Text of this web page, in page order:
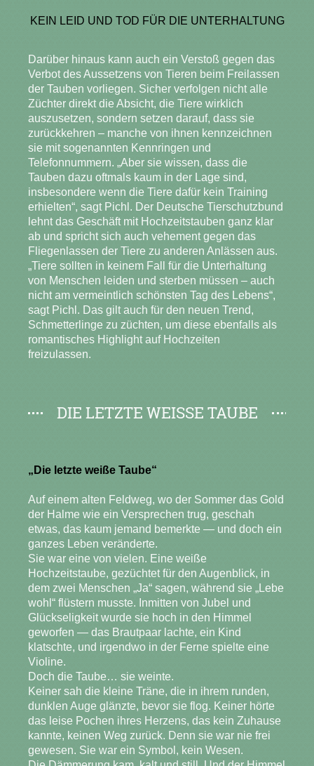
KEIN LEID UND TOD FÜR DIE UNTERHALTUNG
Darüber hinaus kann auch ein Verstoß gegen das
Verbot des Aussetzens von Tieren beim Freilassen
der Tauben vorliegen. Sicher verfolgen nicht alle
Züchter direkt die Absicht, die Tiere wirklich
auszusetzen, sondern setzen darauf, dass sie
zurückkehren – manche von ihnen kennzeichnen
sie mit sogenannten Kennringen und
Telefonnummern. „Aber sie wissen, dass die
Tauben dazu oftmals kaum in der Lage sind,
insbesondere wenn die Tiere dafür kein Training
erhielten“, sagt Pichl. Der Deutsche Tierschutzbund
lehnt das Geschäft mit Hochzeitstauben ganz klar
ab und spricht sich auch vehement gegen das
Fliegenlassen der Tiere zu anderen Anlässen aus.
„Tiere sollten in keinem Fall für die Unterhaltung
von Menschen leiden und sterben müssen – auch
nicht am vermeintlich schönsten Tag des Lebens“,
sagt Pichl. Das gilt auch für den neuen Trend,
Schmetterlinge zu züchten, um diese ebenfalls als
romantisches Highlight auf Hochzeiten
freizulassen.
DIE LETZTE WEISSE TAUBE
„Die letzte weiße Taube“
Auf einem alten Feldweg, wo der Sommer das Gold
der Halme wie ein Versprechen trug, geschah
etwas, das kaum jemand bemerkte — und doch ein
ganzes Leben veränderte.
Sie war eine von vielen. Eine weiße
Hochzeitstaube, gezüchtet für den Augenblick, in
dem zwei Menschen „Ja“ sagen, während sie „Lebe
wohl“ flüstern musste. Inmitten von Jubel und
Glückseligkeit wurde sie hoch in den Himmel
geworfen — das Brautpaar lachte, ein Kind
klatschte, und irgendwo in der Ferne spielte eine
Violine.
Doch die Taube… sie weinte.
Keiner sah die kleine Träne, die in ihrem runden,
dunklen Auge glänzte, bevor sie flog. Keiner hörte
das leise Pochen ihres Herzens, das kein Zuhause
kannte, keinen Weg zurück. Denn sie war nie frei
gewesen. Sie war ein Symbol, kein Wesen.